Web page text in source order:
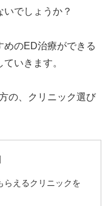
でしょうか？
めのED治療ができる
いきます。
の、クリニック選び
らえるクリニックを